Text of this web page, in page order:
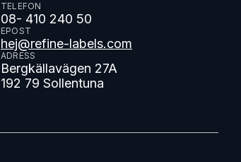
TELEFON
08- 410 240 50
EPOST
hej@refine-labels.com
ADRESS
Bergkällavägen 27A
192 79 Sollentuna